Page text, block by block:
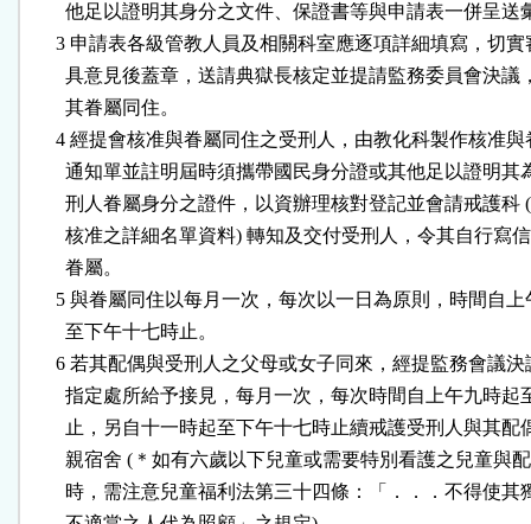
他足以證明其身分之文件、保證書等與申請表一併呈送
3 申請表各級管教人員及相關科室應逐項詳細填寫，切
具意見後蓋章，送請典獄長核定並提請監務委員會決議
        其眷屬同住。
4 經提會核准與眷屬同住之受刑人，由教化科製作核准
通知單並註明屆時須攜帶國民身分證或其他足以證明其
刑人眷屬身分之證件，以資辦理核對登記並會請戒護科
核准之詳細名單資料) 轉知及交付受刑人，令其自行寫
        眷屬。
5 與眷屬同住以每月一次，每次以一日為原則，時間自
        至下午十七時止。
6 若其配偶與受刑人之父母或女子同來，經提監務會議
指定處所給予接見，每月一次，每次時間自上午九時起
止，另自十一時起至下午十七時止續戒護受刑人與其配
親宿舍 (＊如有六歲以下兒童或需要特別看護之兒童與
時，需注意兒童福利法第三十四條：「．．．不得使其